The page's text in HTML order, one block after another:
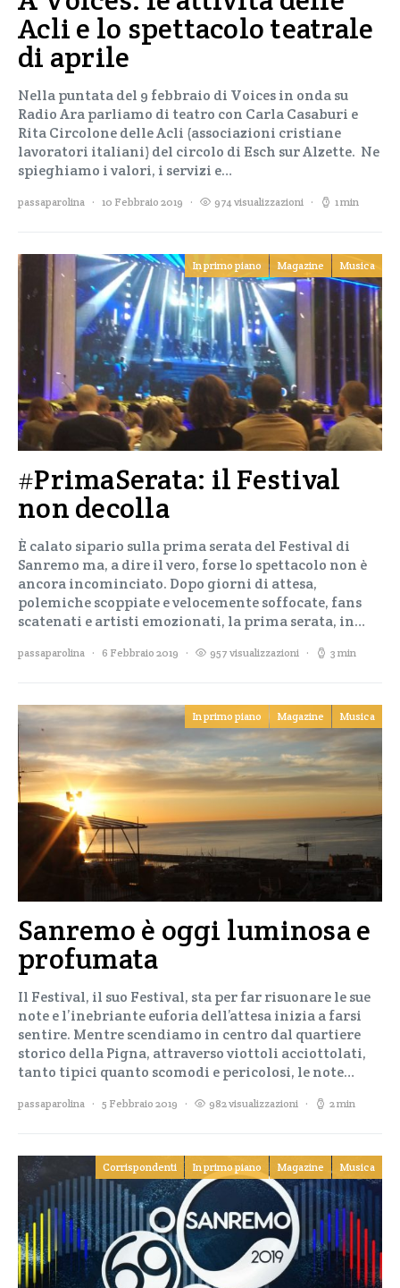
Acli e lo spettacolo teatrale
di aprile
Nella puntata del 9 febbraio di Voices in onda su
Radio Ara parliamo di teatro con Carla Casaburi e
Rita Circolone delle Acli (associazioni cristiane
lavoratori italiani) del circolo di Esch sur Alzette. Ne
spieghiamo i valori, i servizi e…
passaparolina 10 Febbraio 2019 974 visualizzazioni 1 min
In primo piano Magazine Musica
#PrimaSerata: il Festival
non decolla
È calato sipario sulla prima serata del Festival di
Sanremo ma, a dire il vero, forse lo spettacolo non è
ancora incominciato. Dopo giorni di attesa,
polemiche scoppiate e velocemente soffocate, fans
scatenati e artisti emozionati, la prima serata, in…
passaparolina 6 Febbraio 2019 957 visualizzazioni 3 min
In primo piano Magazine Musica
Sanremo è oggi luminosa e
profumata
Il Festival, il suo Festival, sta per far risuonare le sue
note e l’inebriante euforia dell’attesa inizia a farsi
sentire. Mentre scendiamo in centro dal quartiere
storico della Pigna, attraverso viottoli acciottolati,
tanto tipici quanto scomodi e pericolosi, le note…
passaparolina 5 Febbraio 2019 982 visualizzazioni 2 min
Corrispondenti In primo piano Magazine Musica